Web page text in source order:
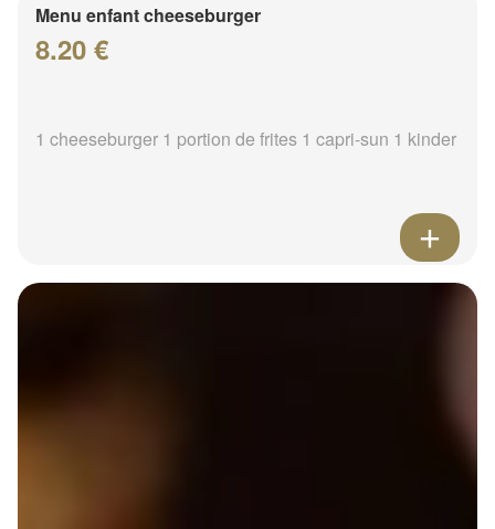
Menu enfant cheeseburger
8.20 €
1 cheeseburger 1 portion de frites 1 capri-sun 1 kinder